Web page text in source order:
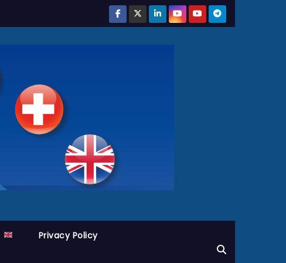
Privacy Policy